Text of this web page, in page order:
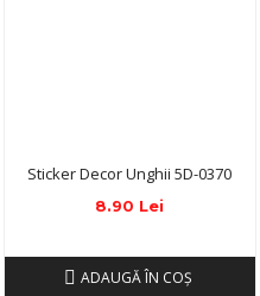
Sticker Decor Unghii 5D-0370
8.90 Lei
ADAUGĂ ÎN COŞ